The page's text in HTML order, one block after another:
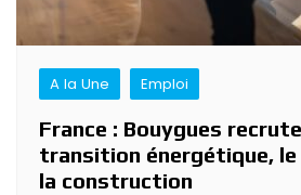
A la Une Emploi
France : Bouygues
transition énergétique, le
la construction